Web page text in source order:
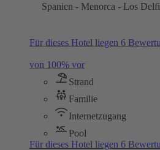
Spanien - Menorca - Los
Für dieses Hotel liegen 6
von 100% vor
Strand
Familie
Internetzugang
Pool
Für dieses Hotel liegen 6